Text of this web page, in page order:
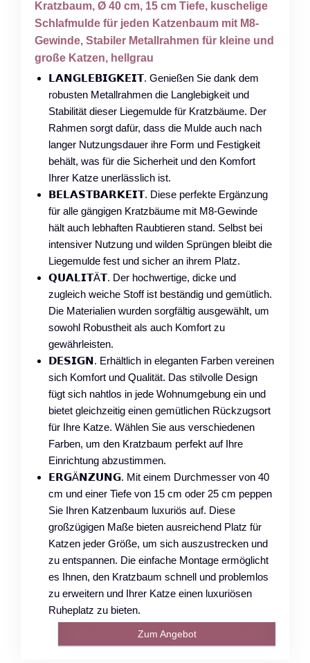
Kratzbaum, Ø 40 cm, 15 cm Tiefe, kuschelige
Schlafmulde für jeden Katzenbaum mit M8-
Gewinde, Stabiler Metallrahmen für kleine und
große Katzen, hellgrau
𝗟𝗔𝗡𝗚𝗟𝗘𝗕𝗜𝗚𝗞𝗘𝗜𝗧. Genießen Sie dank dem
robusten Metallrahmen die Langlebigkeit und
Stabilität dieser Liegemulde für Kratzbäume. Der
Rahmen sorgt dafür, dass die Mulde auch nach
langer Nutzungsdauer ihre Form und Festigkeit
behält, was für die Sicherheit und den Komfort
Ihrer Katze unerlässlich ist.
𝗕𝗘𝗟𝗔𝗦𝗧𝗕𝗔𝗥𝗞𝗘𝗜𝗧. Diese perfekte Ergänzung
für alle gängigen Kratzbäume mit M8-Gewinde
hält auch lebhaften Raubtieren stand. Selbst bei
intensiver Nutzung und wilden Sprüngen bleibt die
Liegemulde fest und sicher an ihrem Platz.
𝗤𝗨𝗔𝗟𝗜𝗧Ä𝗧. Der hochwertige, dicke und
zugleich weiche Stoff ist beständig und gemütlich.
Die Materialien wurden sorgfältig ausgewählt, um
sowohl Robustheit als auch Komfort zu
gewährleisten.
𝗗𝗘𝗦𝗜𝗚𝗡. Erhältlich in eleganten Farben vereinen
sich Komfort und Qualität. Das stilvolle Design
fügt sich nahtlos in jede Wohnumgebung ein und
bietet gleichzeitig einen gemütlichen Rückzugsort
für Ihre Katze. Wählen Sie aus verschiedenen
Farben, um den Kratzbaum perfekt auf Ihre
Einrichtung abzustimmen.
𝗘𝗥𝗚Ä𝗡𝗭𝗨𝗡𝗚. Mit einem Durchmesser von 40
cm und einer Tiefe von 15 cm oder 25 cm peppen
Sie Ihren Katzenbaum luxuriös auf. Diese
großzügigen Maße bieten ausreichend Platz für
Katzen jeder Größe, um sich auszustrecken und
zu entspannen. Die einfache Montage ermöglicht
es Ihnen, den Kratzbaum schnell und problemlos
zu erweitern und Ihrer Katze einen luxuriösen
Ruheplatz zu bieten.
Zum Angebot